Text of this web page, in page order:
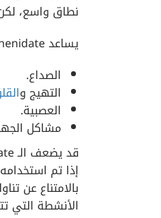
نطاق واسع،
يساعد Methylphenidate على تقليل النعاس المفرط أثناء النهار ويحسن اليقظة، تشمل الآثار الجانبية له:
الصداع.
التهيج و
العصبية.
مشاكل
إذا تم
بالامتناع عن
الأنشطة التي